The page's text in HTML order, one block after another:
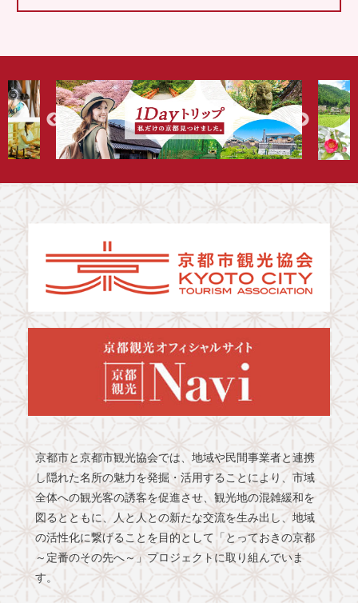
京都市と京都市観光協会では、地域や民間事業者と連携
し隠れた名所の魅力を発掘・活用することにより、市域
全体への観光客の誘客を促進させ、観光地の混雑緩和を
図るとともに、人と人との新たな交流を生み出し、地域
の活性化に繋げることを目的として「とっておきの京都
～定番のその先へ～」プロジェクトに取り組んでいま
す。